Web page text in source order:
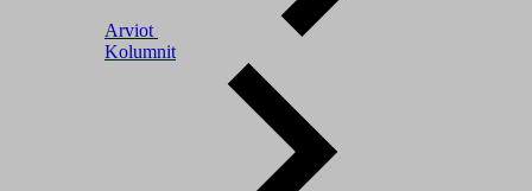
Arviot
Kolumnit